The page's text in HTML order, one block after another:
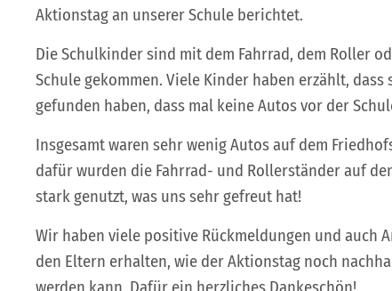
Aktionstag an unserer Schule berichtet.
Die Schulkinder sind mit dem Fahrrad, dem Roller
Schule gekommen. Viele Kinder haben erzählt,
gefunden haben, dass mal keine Autos vor der
Insgesamt waren sehr wenig Autos auf dem
dafür wurden die Fahrrad- und Rollerständer auf
stark genutzt, was uns sehr gefreut hat!
Wir haben viele positive Rückmeldungen und auch
den Eltern erhalten, wie der Aktionstag noch